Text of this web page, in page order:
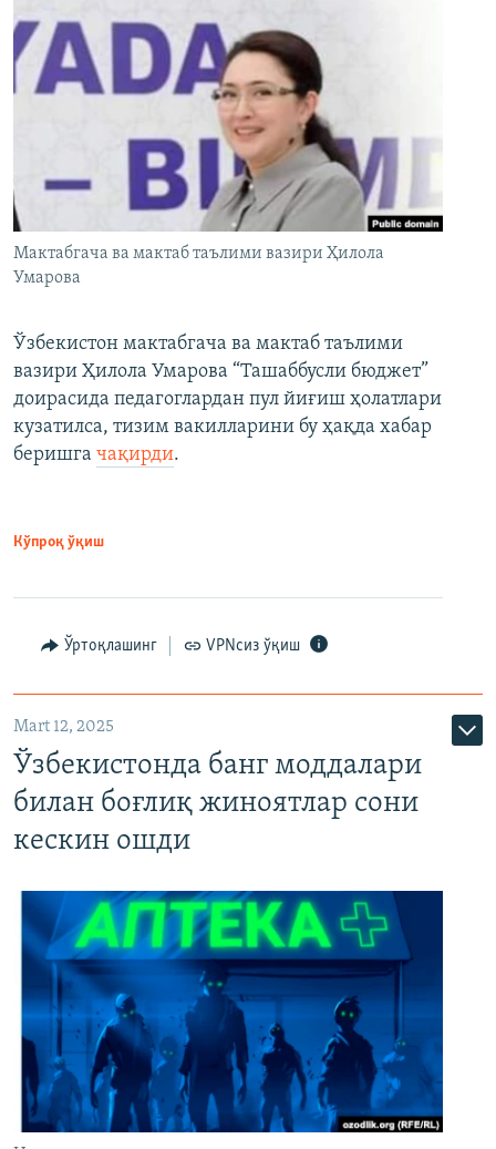
Мактабгача ва мактаб таълими вазири Ҳилола
Умарова
Ўзбекистон мактабгача ва мактаб таълими
вазири Ҳилола Умарова “Ташаббусли бюджет”
доирасида педагоглардан пул йиғиш ҳолатлари
кузатилса, тизим вакилларини бу ҳақда хабар
беришга чақирди.
Кўпроқ ўқиш
Ўртоқлашинг VPNсиз ўқиш
Mart 12, 2025
Ўзбекистонда банг моддалари
билан боғлиқ жиноятлар сони
кескин ошди